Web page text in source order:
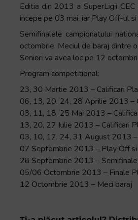
Editia din 2013 a SuperLigii
incepe pe 03 mai, iar Play Off-ul
Semifinalele campionatului
octombrie. Meciul de baraj dintre
Seniori va avea loc pe 12
Program competitional:
23, 30 Martie 2013 – Calificari
06, 13, 20, 24, 28 Aprilie 2013 –
03, 11, 18, 25 Mai 2013 –
13, 20, 27 Iulie 2013 – Calificari
03, 10, 17, 24, 31 August 2013
07 Septembrie 2013 – Play Off
28 Septembrie 2013 –
05/06 Octombrie 2013 – Finale
12 Octombrie 2013 – Meci baraj